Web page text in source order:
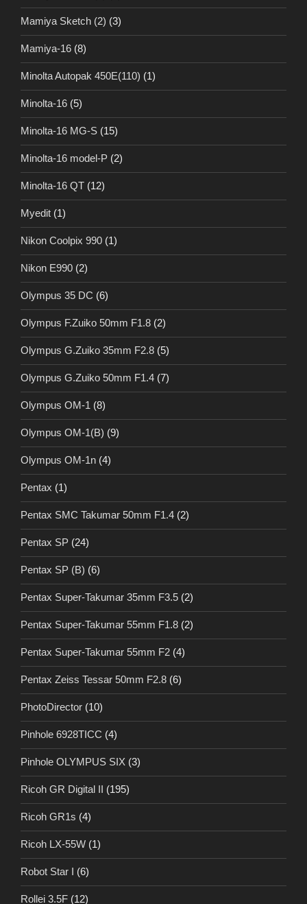
Mamiya Sketch (2) (3)
Mamiya-16 (8)
Minolta Autopak 450E(110) (1)
Minolta-16 (5)
Minolta-16 MG-S (15)
Minolta-16 model-P (2)
Minolta-16 QT (12)
Myedit (1)
Nikon Coolpix 990 (1)
Nikon E990 (2)
Olympus 35 DC (6)
Olympus F.Zuiko 50mm F1.8 (2)
Olympus G.Zuiko 35mm F2.8 (5)
Olympus G.Zuiko 50mm F1.4 (7)
Olympus OM-1 (8)
Olympus OM-1(B) (9)
Olympus OM-1n (4)
Pentax (1)
Pentax SMC Takumar 50mm F1.4 (2)
Pentax SP (24)
Pentax SP (B) (6)
Pentax Super-Takumar 35mm F3.5 (2)
Pentax Super-Takumar 55mm F1.8 (2)
Pentax Super-Takumar 55mm F2 (4)
Pentax Zeiss Tessar 50mm F2.8 (6)
PhotoDirector (10)
Pinhole 6928TICC (4)
Pinhole OLYMPUS SIX (3)
Ricoh GR Digital II (195)
Ricoh GR1s (4)
Ricoh LX-55W (1)
Robot Star I (6)
Rollei 3.5F (12)